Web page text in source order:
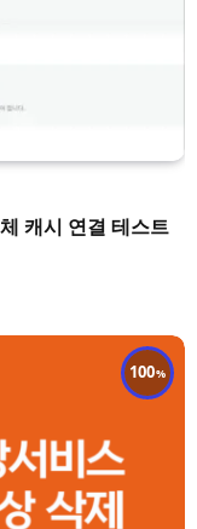
캐시 연결 테스트
100